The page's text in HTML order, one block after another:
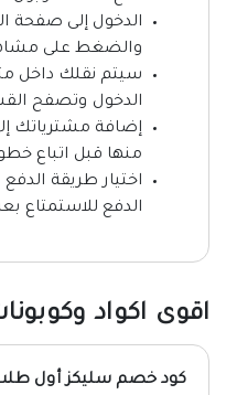
الدخول إلى صفحة
والضغط على
سيتم نقلك داخل
الدخول وتصفح
إضافة مشترياتك
منها قبل اتباع
اختيار طريقة
الدفع للاستمتاع
اقوى اكواد
كود خصم سليكز أول